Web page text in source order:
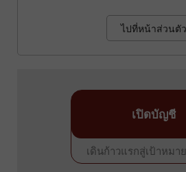
ไปที่หน้าส่วนตัว
เดินก้าวแรกสู่เป้าหม
เปิดบัญชี